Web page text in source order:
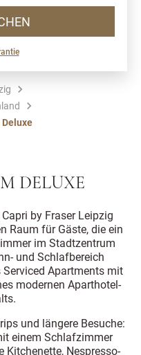
DELUXE
by Fraser Leipzig
Raum für Gäste, die ein
im Stadtzentrum
und Schlafbereich
Apartments mit
modernen Aparthotel-
und längere Besuche:
einem Schlafzimmer
Nespresso-